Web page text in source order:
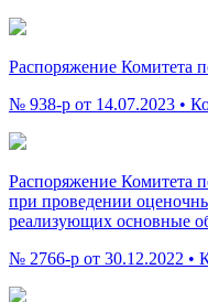
Распоряжение Комитета
№ 938-р от 14.07.2023 •
Распоряжение Комитета
при проведении
реализующих основные
№ 2766-р от 30.12.2022 •